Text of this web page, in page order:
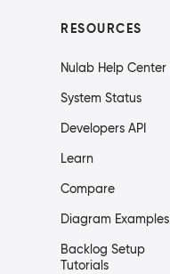
RESOURCES
Nulab Help Center
System Status
Developers API
Learn
Compare
Diagram Examples
Backlog Setup
Tutorials